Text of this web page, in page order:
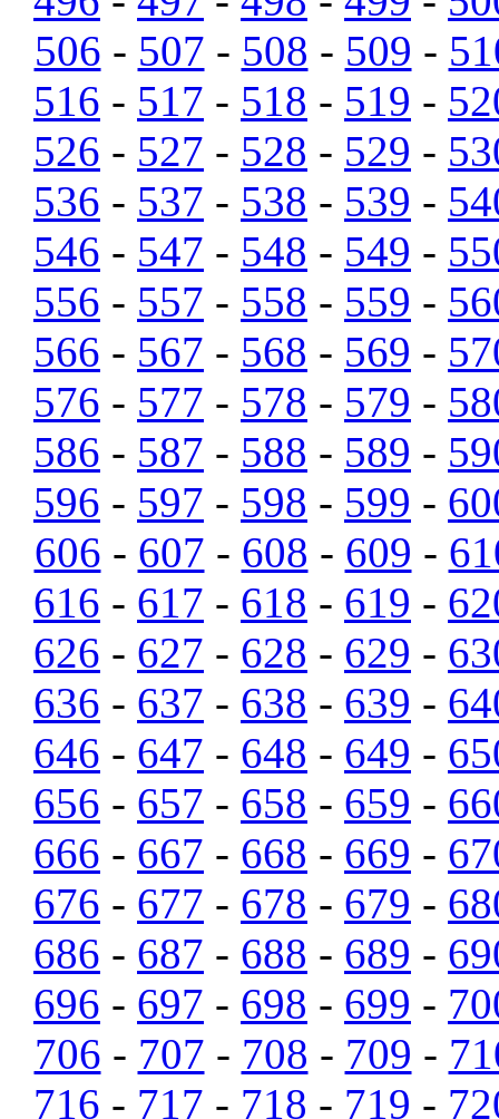
506 - 507 - 508 - 509 -
516 - 517 - 518 - 519 -
526 - 527 - 528 - 529 -
536 - 537 - 538 - 539 -
546 - 547 - 548 - 549 -
556 - 557 - 558 - 559 -
566 - 567 - 568 - 569 -
576 - 577 - 578 - 579 -
586 - 587 - 588 - 589 -
596 - 597 - 598 - 599 -
606 - 607 - 608 - 609 -
616 - 617 - 618 - 619 -
626 - 627 - 628 - 629 -
636 - 637 - 638 - 639 -
646 - 647 - 648 - 649 -
656 - 657 - 658 - 659 -
666 - 667 - 668 - 669 -
676 - 677 - 678 - 679 -
686 - 687 - 688 - 689 -
696 - 697 - 698 - 699 -
706 - 707 - 708 - 709 -
716 - 717 - 718 - 719 -